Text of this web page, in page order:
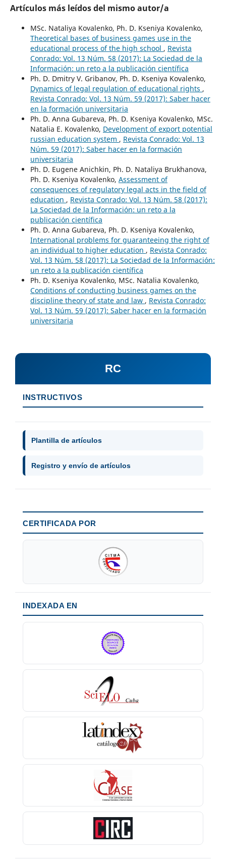
Artículos más leídos del mismo autor/a
MSc. Nataliya Kovalenko, Ph. D. Kseniya Kovalenko,
Theoretical bases of business games use in the
educational process of the high school , Revista
Conrado: Vol. 13 Núm. 58 (2017): La Sociedad de la
Información: un reto a la publicación científica
Ph. D. Dmitry V. Gribanov, Ph. D. Kseniya Kovalenko,
Dynamics of legal regulation of educational rights ,
Revista Conrado: Vol. 13 Núm. 59 (2017): Saber hacer
en la formación universitaria
Ph. D. Anna Gubareva, Ph. D. Kseniya Kovalenko, MSc.
Natalia E. Kovalenko, Development of export potential
russian education system , Revista Conrado: Vol. 13
Núm. 59 (2017): Saber hacer en la formación
universitaria
Ph. D. Eugene Anichkin, Ph. D. Nataliya Brukhanova,
Ph. D. Kseniya Kovalenko, Assessment of
consequences of regulatory legal acts in the field of
education , Revista Conrado: Vol. 13 Núm. 58 (2017):
La Sociedad de la Información: un reto a la
publicación científica
Ph. D. Anna Gubareva, Ph. D. Kseniya Kovalenko,
International problems for guaranteeing the right of
an individual to higher education , Revista Conrado:
Vol. 13 Núm. 58 (2017): La Sociedad de la Información:
un reto a la publicación científica
Ph. D. Kseniya Kovalenko, MSc. Natalia Kovalenko,
Conditions of conducting business games on the
discipline theory of state and law , Revista Conrado:
Vol. 13 Núm. 59 (2017): Saber hacer en la formación
universitaria
RC
INSTRUCTIVOS
Plantilla de artículos
Registro y envío de artículos
CERTIFICADA POR
INDEXADA EN